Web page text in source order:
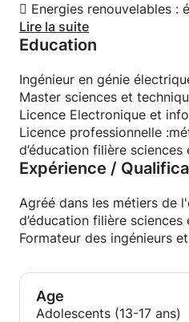
 Energies renouvelables :
pompage
solaire et l’installation
de puissance (Onduleur,
des systèmes et
 Réseaux
 Informatique industrielle et les automates
programmables API.
 Automatique:
 Mécatronique.
Lire la suite
Education
Ingénieur en génie
Master sciences et
Licence Electronique et
Licence professionnelle
d’éducation filière
Expérience /
Agréé dans les métiers de
d’éducation filière
Formateur des ingénieurs
Age
Adolescents (13-17 ans)